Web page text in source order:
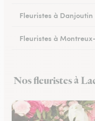
Fleuristes à Danjoutin
Fleuristes à
Nos fleuristes à